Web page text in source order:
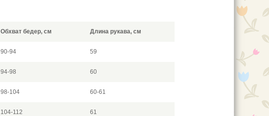
Обхват бедер, см Длина рукава, см
90-94 59
94-98 60
98-104 60-61
104-112 61